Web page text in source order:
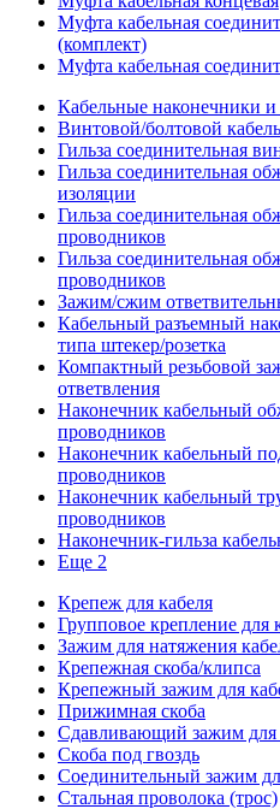
Муфта кабельная
(комплект)
Муфта кабельная
Кабельные наконечники
Винтовой/болтовой
Гильза соединительная
Гильза соединительная
изоляции
Гильза соединительная
проводников
Гильза соединительная
проводников
Зажим/сжим
Кабельный разъемный
типа штекер/розетка
Компактный резьбовой
ответвления
Наконечник кабельный
проводников
Наконечник кабельный
проводников
Наконечник кабельный
проводников
Наконечник-гильза
Еще 2
Крепеж для кабеля
Групповое крепление для
Зажим для натяжения
Крепежная скоба/клипса
Крепежный зажим для
Прижимная скоба
Сдавливающий зажим для
Скоба под гвоздь
Соединительный зажим
Стальная проволока (трос)